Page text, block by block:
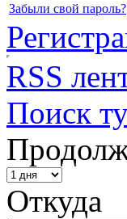
Забыли свой пароль?
RSS
Поиск
Откуда